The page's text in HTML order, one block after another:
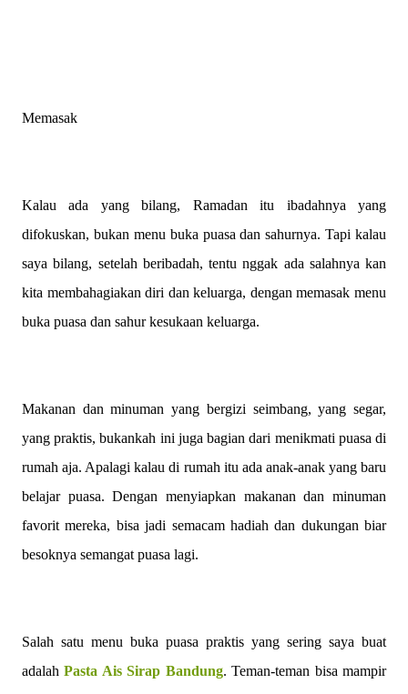
Memasak
Kalau ada yang bilang, Ramadan itu ibadahnya yang
difokuskan, bukan menu buka puasa dan sahurnya. Tapi kalau
saya bilang, setelah beribadah, tentu nggak ada salahnya kan
kita membahagiakan diri dan keluarga, dengan memasak menu
buka puasa dan sahur kesukaan keluarga.
Makanan dan minuman yang bergizi seimbang, yang segar,
yang praktis, bukankah ini juga bagian dari menikmati puasa di
rumah aja. Apalagi kalau di rumah itu ada anak-anak yang baru
belajar puasa. Dengan menyiapkan makanan dan minuman
favorit mereka, bisa jadi semacam hadiah dan dukungan biar
besoknya semangat puasa lagi.
Salah satu menu buka puasa praktis yang sering saya buat
adalahPasta Ais Sirap Bandung. Teman-teman bisa mampir